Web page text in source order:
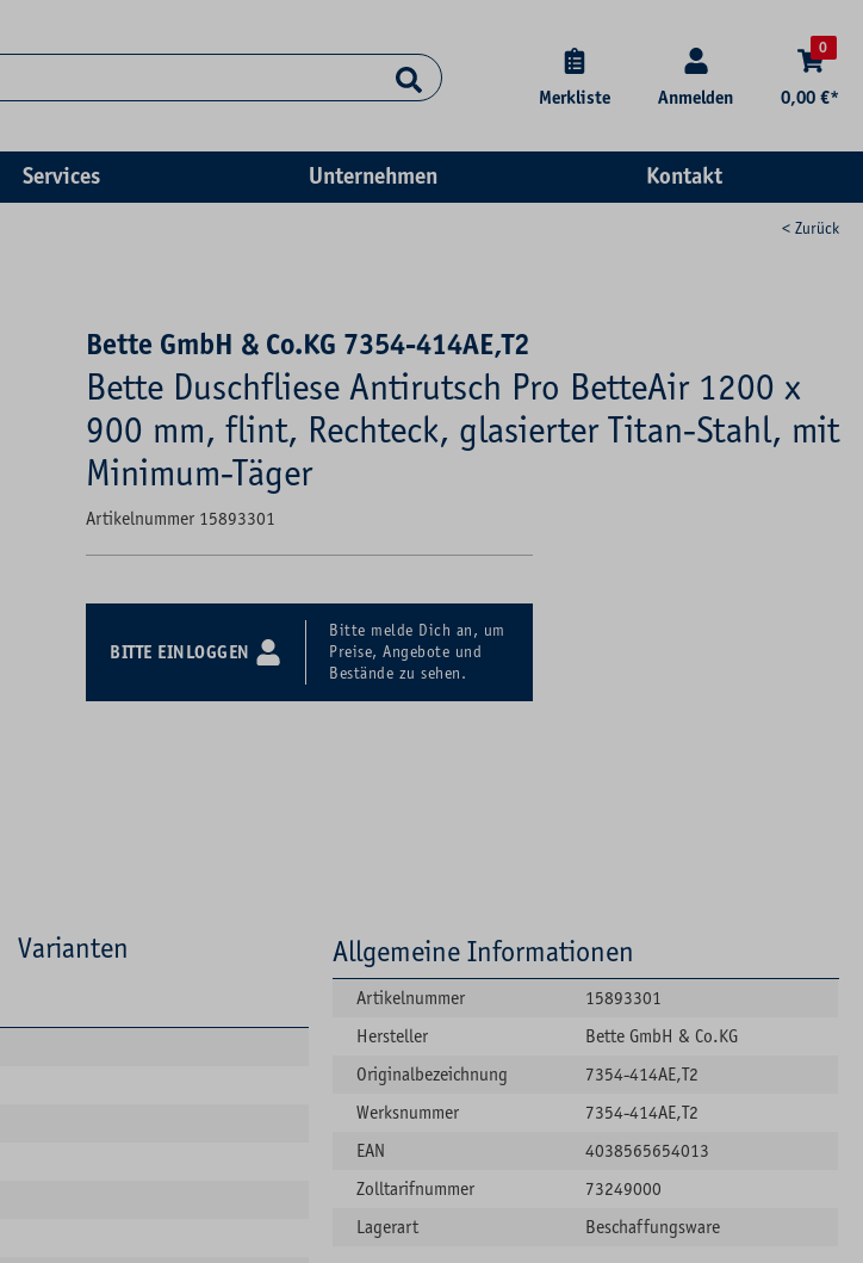
Merkliste Anmelden
0
0,00 €*
Services Unternehmen Kontakt
< Zurück
Bette GmbH & Co.KG 7354-414AE,T2
Bette Duschfliese Antirutsch Pro BetteAir 1200 x
900 mm, flint, Rechteck, glasierter Titan-Stahl, mit
Minimum-Täger
Artikelnummer 15893301
BITTE EINLOGGEN
Bitte melde Dich an, um
Preise, Angebote und
Bestände zu sehen.
Varianten
Allgemeine Informationen
Artikelnummer
15893301
Hersteller
Bette GmbH & Co.KG
Originalbezeichnung
7354-414AE,T2
Werksnummer
7354-414AE,T2
EAN
4038565654013
Zolltarifnummer
73249000
Lagerart
Beschaffungsware